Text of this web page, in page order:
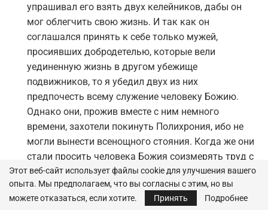
упрашивал его взять двух келейников, дабы он
мог облегчить свою жизнь. И так как он
соглашался принять к себе только мужей,
просиявших добродетелью, которые вели
уединенную жизнь в другом убежище
подвижников, то я убедил двух из них
предпочесть всему служение человеку Божию.
Однако они, прожив вместе с ним немного
времени, захотели покинуть Полихрония, ибо не
могли вынести всенощного стояния. Когда же они
стали просить человека Божия соизмерять труд с
немощью тела, то он сказал им: «Я не только не
принуждаю вас участвовать постоянно в моем
стоянии, но прошу ложиться почаще». На эти
Этот веб-сайт использует файлы cookie для улучшения вашего
опыта. Мы предполагаем, что вы согласны с этим, но вы
можете отказаться, если хотите.
Принять Подробнее